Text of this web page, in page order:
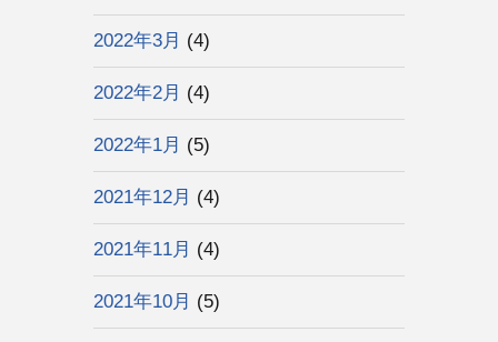
2022年3月 (4)
2022年2月 (4)
2022年1月 (5)
2021年12月 (4)
2021年11月 (4)
2021年10月 (5)